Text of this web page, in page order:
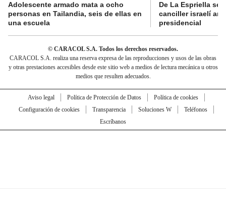
Adolescente armado mata a ocho
personas en Tailandia, seis de ellas en
una escuela
De La Espriella se
canciller israelí
presidencial
© CARACOL S.A. Todos los derechos reservados.
CARACOL S.A. realiza una reserva expresa de las reproducciones y usos de las obras
y otras prestaciones accesibles desde este sitio web a medios de lectura mecánica u otros
medios que resulten adecuados.
Aviso legal Política de Protección de Datos
Política de cookies
Configuración de cookies
Transparencia Soluciones W
Teléfonos
Escríbanos